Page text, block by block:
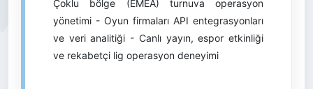
Çoklu bölge (EMEA) turnuva operasyon
yönetimi - Oyun firmaları API entegrasyonları
ve veri analitiği - Canlı yayın, espor etkinliği
ve rekabetçi lig operasyon deneyimi